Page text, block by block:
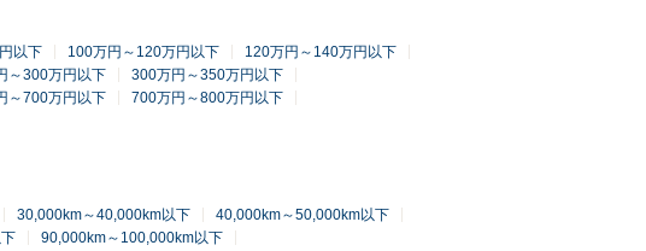
以下 100万円～120万円以下
120万円～140万円以下
～300万円以下
300万円～350万円以下
～700万円以下
700万円～800万円以下
30,000km～40,000km以下
40,000km～50,000km以下
90,000km～100,000km以下